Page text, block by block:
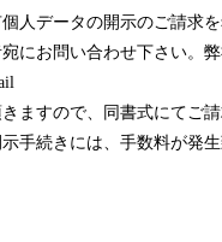
人データの開示のご請求
にお問い合わせ下さい。
ますので、同書式にてご
手続きには、手数料が発